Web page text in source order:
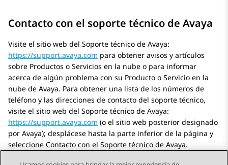
Contacto con el soporte técnico de Avaya
Visite el sitio web del Soporte técnico de Avaya:
https://support.avaya.com para obtener avisos y artículos
sobre Productos o Servicios en la nube o para informar
acerca de algún problema con su Producto o Servicio en la
nube de Avaya. Para obtener una lista de los números de
teléfono y las direcciones de contacto del soporte técnico,
visite el sitio web del Soporte técnico de Avaya:
https://support.avaya.com (o el sitio web posterior designado
por Avaya); desplácese hasta la parte inferior de la página y
seleccione Contacto con el Soporte técnico de Avaya.